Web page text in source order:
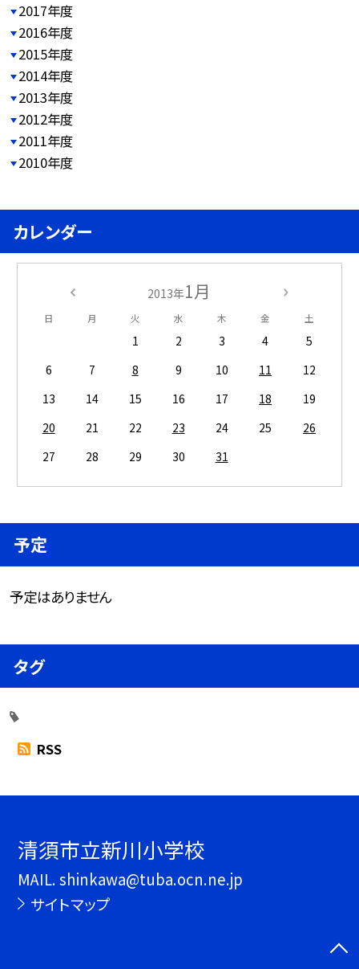
2017年度
2016年度
2015年度
2014年度
2013年度
2012年度
2011年度
2010年度
カレンダー
2013年1月
日 月 火 水 木 金 土
1 2 3 4
5
6
7 8 9 10 11
12
13
14 15 16 17 18
19
20
21 22 23 24 25
26
27
28 29 30 31
予定
予定はありません
タグ
RSS
清須市立新川小学校
MAIL. shinkawa@tuba.ocn.ne.jp
サイトマップ